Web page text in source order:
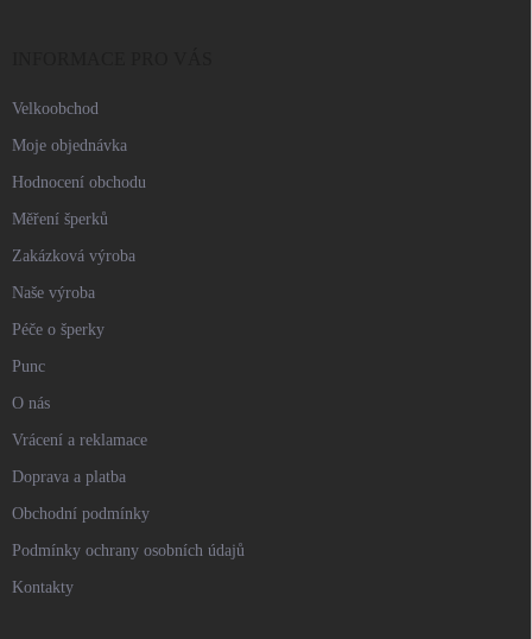
Velkoobchod
Moje objednávka
Hodnocení obchodu
Měření šperků
Zakázková výroba
Naše výroba
Péče o šperky
Punc
O nás
Vrácení a reklamace
Doprava a platba
Obchodní podmínky
Podmínky ochrany osobních údajů
Kontakty